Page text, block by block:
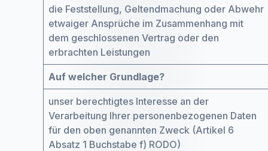
die Feststellung, Geltendmachung oder Abwehr
etwaiger Ansprüche im Zusammenhang mit
dem geschlossenen Vertrag oder den
erbrachten Leistungen
Auf welcher Grundlage?
unser berechtigtes Interesse an der
Verarbeitung Ihrer personenbezogenen Daten
für den oben genannten Zweck (Artikel 6
Absatz 1 Buchstabe f) RODO)